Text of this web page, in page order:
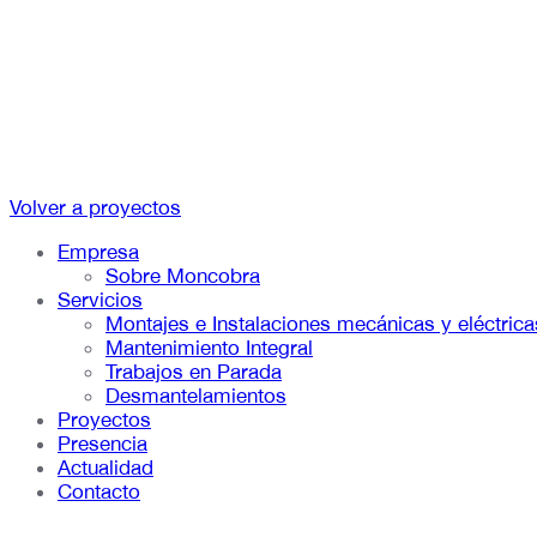
Volver a proyectos
Empresa
Sobre Moncobra
Servicios
Montajes e Instalaciones mecánicas y
Mantenimiento Integral
Trabajos en Parada
Desmantelamientos
Proyectos
Presencia
Actualidad
Contacto